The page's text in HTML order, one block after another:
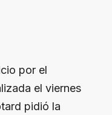
por el
el viernes
pidió la